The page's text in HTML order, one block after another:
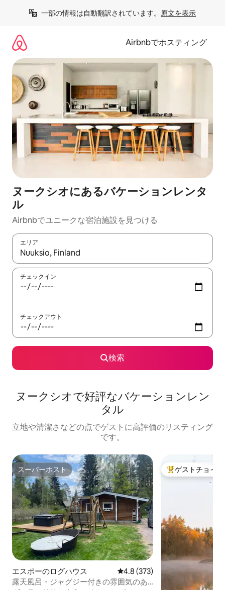
一部の情報は自動翻訳されています。 原文を表示
Airbnbでホスティング
ヌークシオにあるバケーションレンタ
ル
Airbnbでユニークな宿泊施設を見つける
エリア
検索結果が表示されたら、上下の矢印キーを使って移動するか
チェックイン
チェックアウト
検索
ヌークシオで好評なバケーションレン
タル
立地や清潔さなどの点でゲストに高評価のリスティング
です。
スーパーホスト
スーパーホスト
エスポーのログハウス レビュー373件、5つ星中4.8つ
4.8 (373)
露天風呂・ジャグジー付きの雰囲気のあ
大好評のゲスト
ゲストチョイス